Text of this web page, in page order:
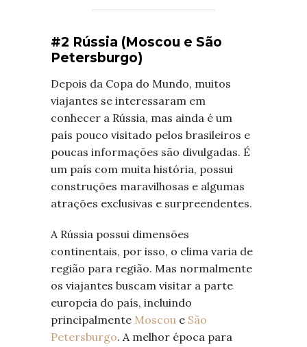
#2 Rússia (Moscou e São
Petersburgo)
Depois da Copa do Mundo, muitos
viajantes se interessaram em
conhecer a Rússia, mas ainda é um
país pouco visitado pelos brasileiros e
poucas informações são divulgadas. É
um país com muita história, possui
construções maravilhosas e algumas
atrações exclusivas e surpreendentes.
A Rússia possui dimensões
continentais, por isso, o clima varia de
região para região. Mas normalmente
os viajantes buscam visitar a parte
europeia do país, incluindo
principalmente Moscou e São
Petersburgo. A melhor época para